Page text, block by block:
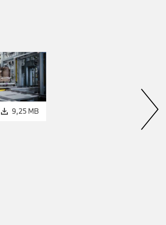
9,25 MB